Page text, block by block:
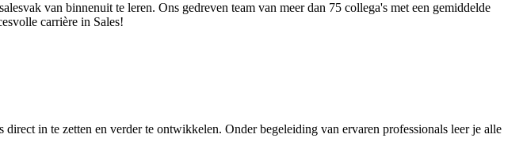
van binnenuit te leren. Ons gedreven team van meer dan 75 collega's met een gemiddelde
carrière in Sales!
in te zetten en verder te ontwikkelen. Onder begeleiding van ervaren professionals leer je alle